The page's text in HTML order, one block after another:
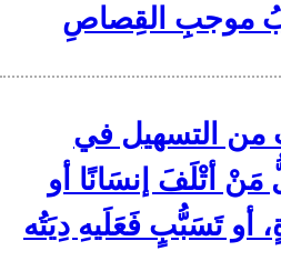
من التسهيل في
للبعلي 1 كُلُّ مَنْ أتْلَفَ إنسَانًا أو
أو تَسَبُّبٍ فَعَلَيهِ دِيَتُه